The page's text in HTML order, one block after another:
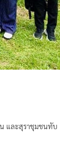
และสุราชุมชนทับ